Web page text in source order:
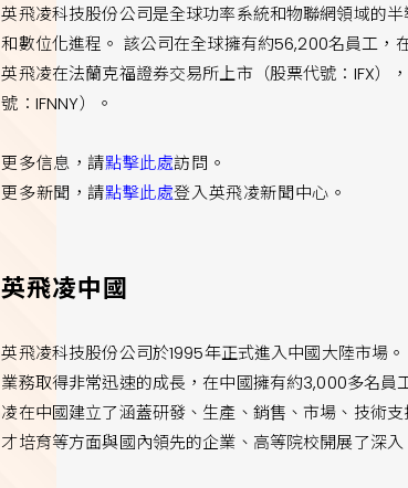
英飛凌科技股份公司是全球功率系統和物聯網領域的
和數位化進程。 該公司在全球擁有約56,200名員工，
英飛凌在法蘭克福證券交易所上市（股票代號：IFX）
號：IFNNY）。
更多信息，請點擊此處訪問。
更多新聞，請點擊此處登入英飛凌新聞中心。
英飛凌中國
英飛凌科技股份公司於1995年正式進入中國大陸市場
業務取得非常迅速的成長，在中國擁有約3,000多名
凌在中國建立了涵蓋研發、生產、銷售、市場、技術
才培育等方面與國內領先的企業、高等院校開展了深入